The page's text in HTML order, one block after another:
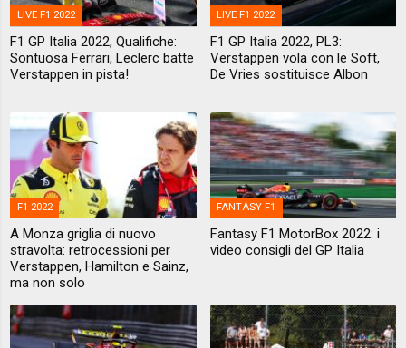
LIVE F1 2022
F1 GP Italia 2022, Qualifiche:
Sontuosa Ferrari, Leclerc batte
Verstappen in pista!
LIVE F1 2022
F1 GP Italia 2022, PL3:
Verstappen vola con le Soft,
De Vries sostituisce Albon
F1 2022
A Monza griglia di nuovo
stravolta: retrocessioni per
Verstappen, Hamilton e Sainz,
ma non solo
FANTASY F1
Fantasy F1 MotorBox 2022: i
video consigli del GP Italia